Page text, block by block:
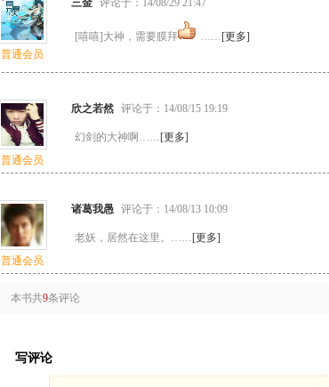
普通会员
三金 评论于：14/08/29 21:47
[嘻嘻]大神，需要膜拜 ……[更多]
普通会员
欣之若然 评论于：14/08/15 19:19
幻剑的大神啊……[更多]
普通会员
诸葛我愚 评论于：14/08/13 10:09
老妖，居然在这里。……[更多]
本书共9条评论
写评论